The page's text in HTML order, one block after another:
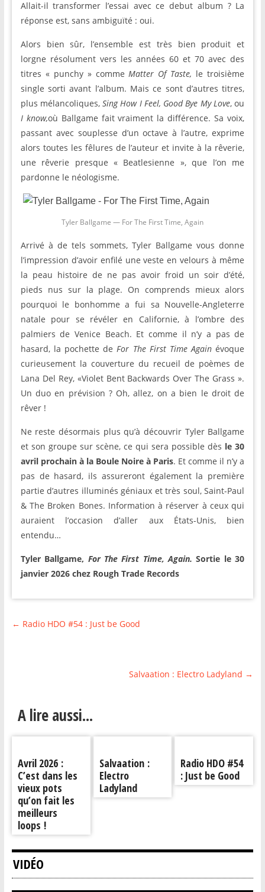
Allait-il transformer l’essai avec ce debut album ? La
réponse est, sans ambiguïté : oui.
Alors bien sûr, l’ensemble est très bien produit et
lorgne résolument vers les années 60 et 70 avec des
titres « punchy » comme Matter Of Taste, le troisième
single sorti avant l’album. Mais ce sont d’autres titres,
plus mélancoliques,Sing How I Feel, Good Bye My Love, ou
I know,où Ballgame fait vraiment la différence. Sa voix,
passant avec souplesse d’un octave à l’autre, exprime
alors toutes les fêlures de l’auteur et invite à la rêverie,
une rêverie presque « Beatlesienne », que l’on me
pardonne le néologisme.
Tyler Ballgame — For The First Time, Again
Arrivé à de tels sommets, Tyler Ballgame vous donne
l’impression d’avoir enfilé une veste en velours à même
la peau histoire de ne pas avoir froid un soir d’été,
pieds nus sur la plage. On comprends mieux alors
pourquoi le bonhomme a fui sa Nouvelle-Angleterre
natale pour se révéler en Californie, à l’ombre des
palmiers de Venice Beach. Et comme il n’y a pas de
hasard, la pochette deFor The First Time Again évoque
curieusement la couverture du recueil de poèmes de
Lana Del Rey, «Violet Bent Backwards Over The Grass ».
Un duo en prévision ? Oh, allez, on a bien le droit de
rêver !
Ne reste désormais plus qu’à découvrir Tyler Ballgame
et son groupe sur scène, ce qui sera possible dès le 30
avril prochain à la Boule Noire à Paris. Et comme il n’y a
pas de hasard, ils assureront également la première
partie d’autres illuminés géniaux et très soul, Saint-Paul
& The Broken Bones. Information à réserver à ceux qui
auraient l’occasion d’aller aux États-Unis, bien
entendu…
Tyler Ballgame, For The First Time, Again.Sortie le 30
janvier 2026 chez Rough Trade Records
← Radio HDO #54 : Just be Good
Salvaation : Electro Ladyland →
A lire aussi...
Avril 2026 :
C’est dans les
vieux pots
qu’on fait les
meilleurs
loops !
Salvaation :
Electro
Ladyland
Radio HDO #54
: Just be Good
VIDÉO